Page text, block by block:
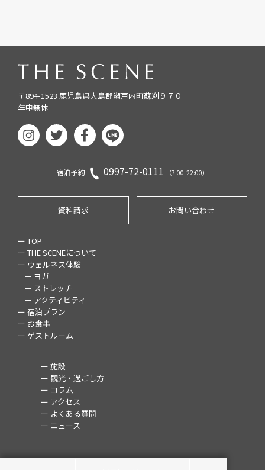
〒894-1523 鹿児島県大島郡瀬戸内町蘇刈９７０
年中無休
宿泊予約 0997-72-0111 （7:00-22:00）
資料請求 お問い合わせ
ー TOP
ー THE SCENEについて
ー ウェルネス体験
ー ヨガ
ー ストレッチ
ー アクティビティ
ー 宿泊プラン
ー お食事
ー ゲストルーム
ー 施設
ー 観光・過ごし方
ー コラム
ー アクセス
ー よくある質問
ー ニュース